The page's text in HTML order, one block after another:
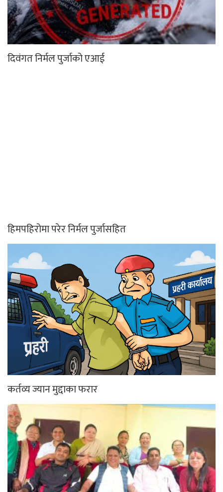
दिवंगत निर्मल पुर्जाको एआई
हिमपहिरोमा परेर निर्मल पुर्जासहित
कर्तव्य ज्यान मुद्दाका फरार